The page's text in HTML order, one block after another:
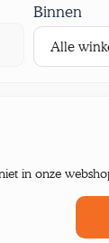
Binnen
in onze